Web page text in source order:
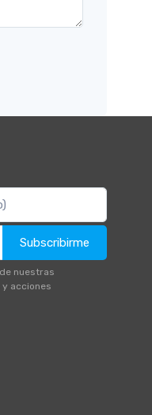
Subscribirme
nuestras
acciones